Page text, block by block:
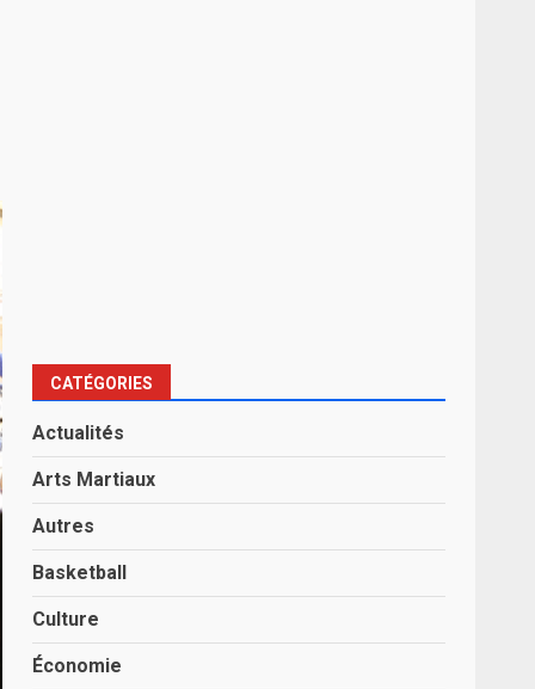
CATÉGORIES
Actualités
Arts Martiaux
Autres
Basketball
Culture
Économie